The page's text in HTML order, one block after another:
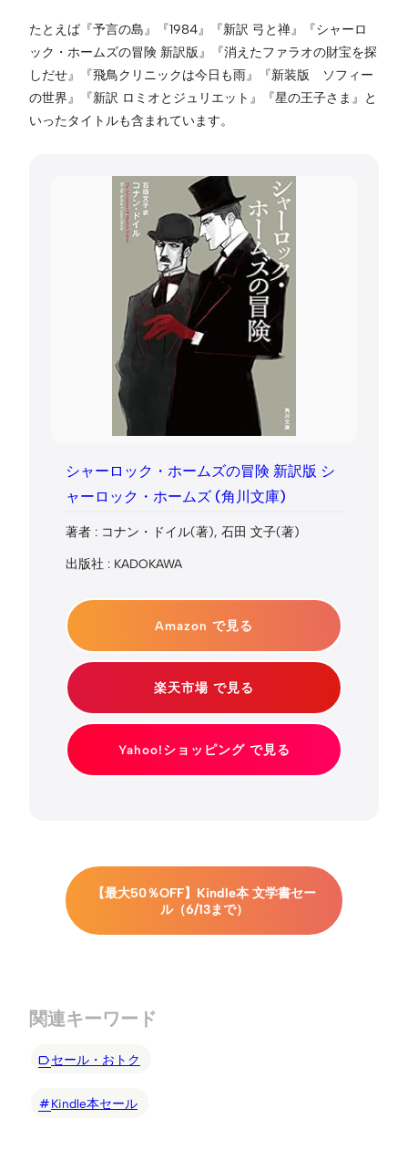
たとえば『予言の島』『1984』『新訳 弓と禅』『シャーロ
ック・ホームズの冒険 新訳版』『消えたファラオの財宝を探
しだせ』『飛鳥クリニックは今日も雨』『新装版 ソフィー
の世界』『新訳 ロミオとジュリエット』『星の王子さま』と
いったタイトルも含まれています。
シャーロック・ホームズの冒険 新訳版 シ
ャーロック・ホームズ (角川文庫)
著者 : コナン・ドイル(著), 石田 文子(著)
出版社 : KADOKAWA
Amazon で見る
楽天市場 で見る
Yahoo!ショッピング で見る
【最大50％OFF】Kindle本 文学書セー
ル（6/13まで）
関連キーワード
セール・おトク
Kindle本セール